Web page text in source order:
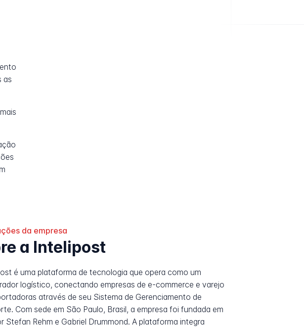
as
da empresa
a Intelipost
é uma plataforma de tecnologia que opera como um
logístico, conectando empresas de e-commerce e varejo
através de seu Sistema de Gerenciamento de
Com sede em São Paulo, Brasil, a empresa foi fundada em
Stefan Rehm e Gabriel Drummond. A plataforma integra